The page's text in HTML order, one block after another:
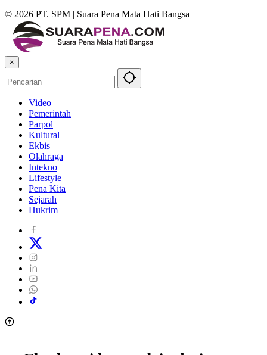
© 2026 PT. SPM | Suara Pena Mata Hati Bangsa
×
Video
Pemerintah
Parpol
Kultural
Ekbis
Olahraga
Intekno
Lifestyle
Pena Kita
Sejarah
Hukrim